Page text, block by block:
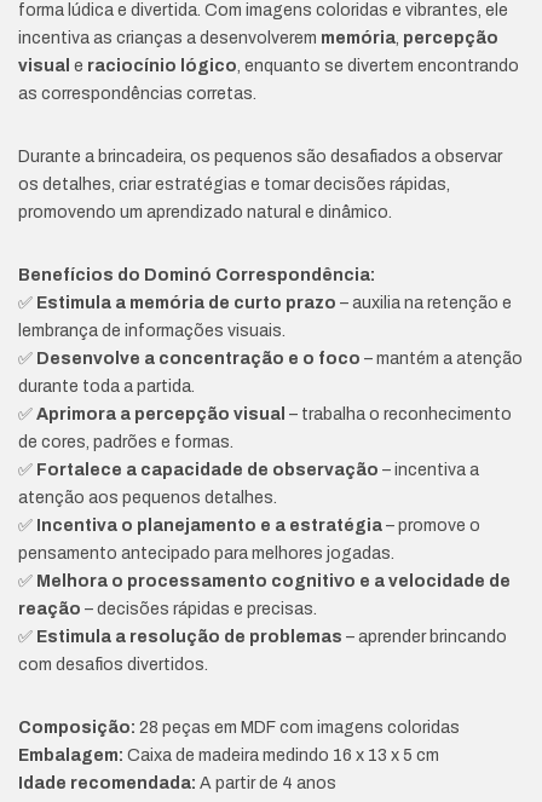
forma lúdica e divertida. Com imagens coloridas e vibrantes, ele
incentiva as crianças a desenvolverem memória, percepção
visual e raciocínio lógico, enquanto se divertem encontrando
as correspondências corretas.
Durante a brincadeira, os pequenos são desafiados a observar
os detalhes, criar estratégias e tomar decisões rápidas,
promovendo um aprendizado natural e dinâmico.
Benefícios do Dominó Correspondência:
✅ Estimula a memória de curto prazo – auxilia na retenção e
lembrança de informações visuais.
✅ Desenvolve a concentração e o foco – mantém a atenção
durante toda a partida.
✅ Aprimora a percepção visual – trabalha o reconhecimento
de cores, padrões e formas.
✅ Fortalece a capacidade de observação – incentiva a
atenção aos pequenos detalhes.
✅ Incentiva o planejamento e a estratégia – promove o
pensamento antecipado para melhores jogadas.
✅ Melhora o processamento cognitivo e a velocidade de
reação – decisões rápidas e precisas.
✅ Estimula a resolução de problemas – aprender brincando
com desafios divertidos.
Composição: 28 peças em MDF com imagens coloridas
Embalagem: Caixa de madeira medindo 16 x 13 x 5 cm
Idade recomendada: A partir de 4 anos